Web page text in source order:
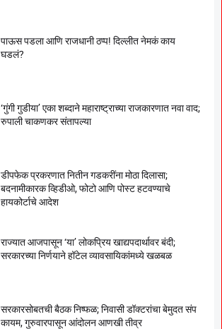
पाऊस पडला आणि राजधानी ठप्प! दिल्लीत नेमकं काय
घडलं?
‘गुंगी गुडीया’ एका शब्दाने महाराष्ट्राच्या राजकारणात नवा वाद;
रुपाली चाकणकर संतापल्या
डीपफेक प्रकरणात नितीन गडकरींना मोठा दिलासा;
बदनामीकारक व्हिडीओ, फोटो आणि पोस्ट हटवण्याचे
हायकोर्टाचे आदेश
राज्यात आजपासून ‘या’ लोकप्रिय खाद्यपदार्थावर बंदी;
सरकारच्या निर्णयाने हॉटेल व्यावसायिकांमध्ये खळबळ
सरकारसोबतची बैठक निष्फळ; निवासी डॉक्टरांचा बेमुदत संप
कायम, गुरुवारपासून आंदोलन आणखी तीव्र